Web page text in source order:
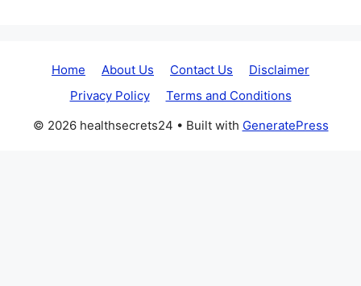
Home About Us Contact Us
Disclaimer
Privacy Policy
Terms and Conditions
© 2026 healthsecrets24 • Built with GeneratePress